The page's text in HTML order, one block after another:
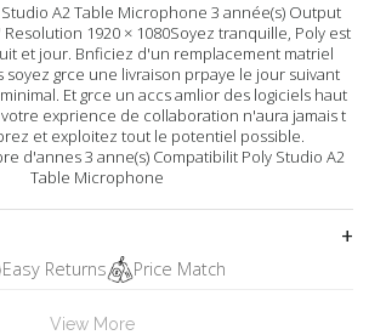
Studio A2 Table Microphone 3 année(s) Output
1920 × 1080Soyez tranquille, Poly est
et jour. Bnficiez d'un remplacement matriel
soyez grce une livraison prpaye le jour suivant
Et grce un accs amlior des logiciels haut
exprience de collaboration n'aura jamais t
et exploitez tout le potentiel possible.
d'annes 3 anne(s) Compatibilit Poly Studio A2
Table Microphone
Easy Returns Price Match
View More